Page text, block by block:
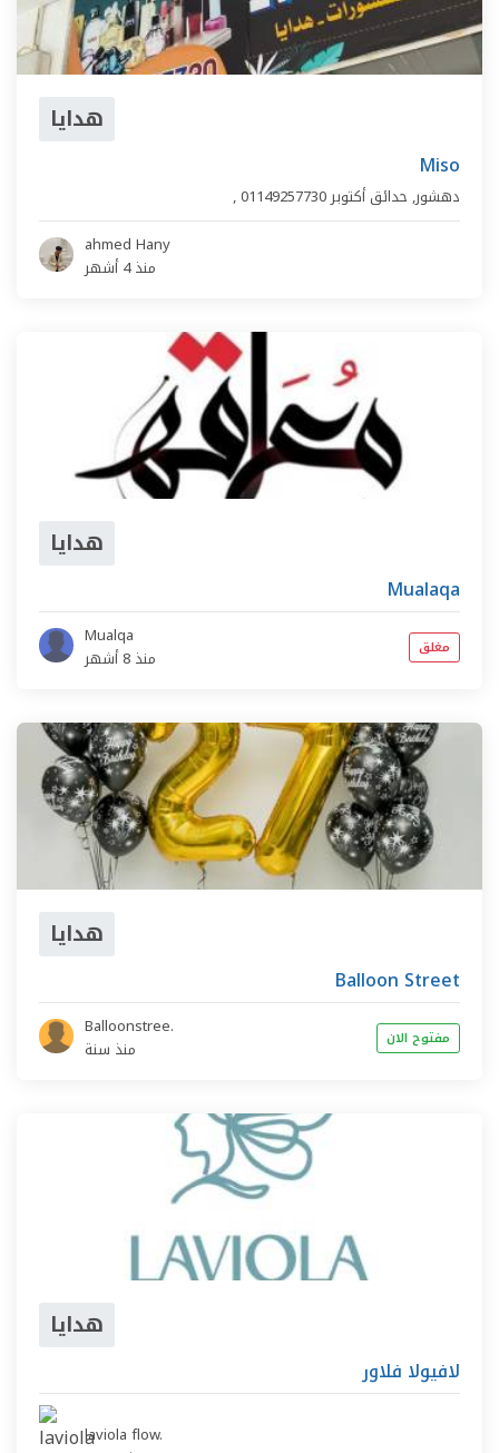
هدايا
Miso
, دهشور, حدائق أكتوبر01149257730
ahmed Hany
منذ 4 أشهر
هدايا
Mualaqa
Mualqa
منذ 8 أشهر
مغلق
هدايا
Balloon Street
Balloonstree.
منذ سنة
مفتوح الان
هدايا
لافيولا فلاور
laviola flow.